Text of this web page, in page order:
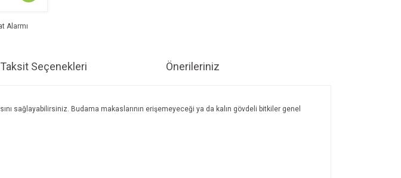
Alarmı
Taksit Seçenekleri Önerileriniz
sağlayabilirsiniz. Budama makaslarının erişemeyeceği ya da kalın gövdeli bitkiler genel